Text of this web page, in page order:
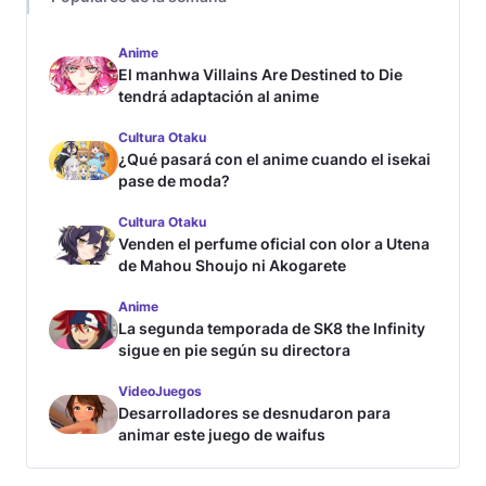
Anime
El manhwa Villains Are Destined to Die
tendrá adaptación al anime
Cultura Otaku
¿Qué pasará con el anime cuando el isekai
pase de moda?
Cultura Otaku
Venden el perfume oficial con olor a Utena
de Mahou Shoujo ni Akogarete
Anime
La segunda temporada de SK8 the Infinity
sigue en pie según su directora
VideoJuegos
Desarrolladores se desnudaron para
animar este juego de waifus